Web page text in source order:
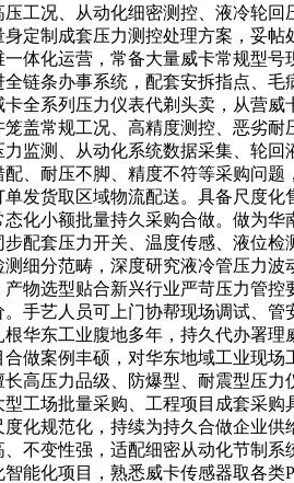
工况、从动化细密测控、液冷轮
定制成套压力测控处理方案，妥
体化运营，常备大量威卡常规型
链条办事系统，配套安拆指点、
全系列压力仪表代剃头卖，从营
盖常规工况、高精度测控、恶劣
监测、从动化系统数据采集、轮
、耐压不脚、精度不符等采购问
发货取区域物流配送。具备尺度
化小额批量持久采购合做。做为
配套压力开关、温度传感、液位
细分范畴，深度研究液冷管压力
物选型贴合新兴行业严苛压力管
手艺人员可上门协帮现场调试、
华东工业腹地多年，持久代办署
做案例丰硕，对华东地域工业现
高压力品级、防爆型、耐震型压
工场批量采购、工程项目成套采
化规范化，持续为持久合做企业
不变性强，适配细密从动化节制
能化项目，熟悉威卡传感器取各